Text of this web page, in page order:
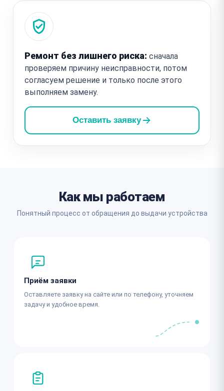
Ремонт без лишнего риска: сначала
проверяем причину неисправности, потом
согласуем решение и только после этого
выполняем замену.
Оставить заявку
Как мы работаем
Понятный процесс от обращения до выдачи устройства
Приём заявки
Оставляете заявку на сайте или по телефону, уточняем
задачу и удобное время.